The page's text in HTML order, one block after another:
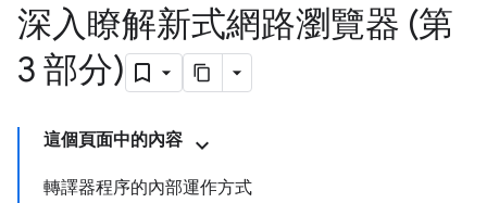
深入瞭解新式網路瀏覽器 (第
3 部分)
這個頁面中的內容
轉譯器程序的內部運作方式